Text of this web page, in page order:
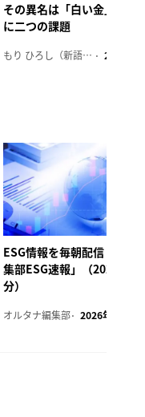
その異名は「白い金」、リ
に二つの課題
もり ひろし（新語ウォッチャー） 2023年7
ESG情報を毎朝配信「オル
集部ESG速報」（2026年8
分）
オルタナ編集部 2026年8月7日